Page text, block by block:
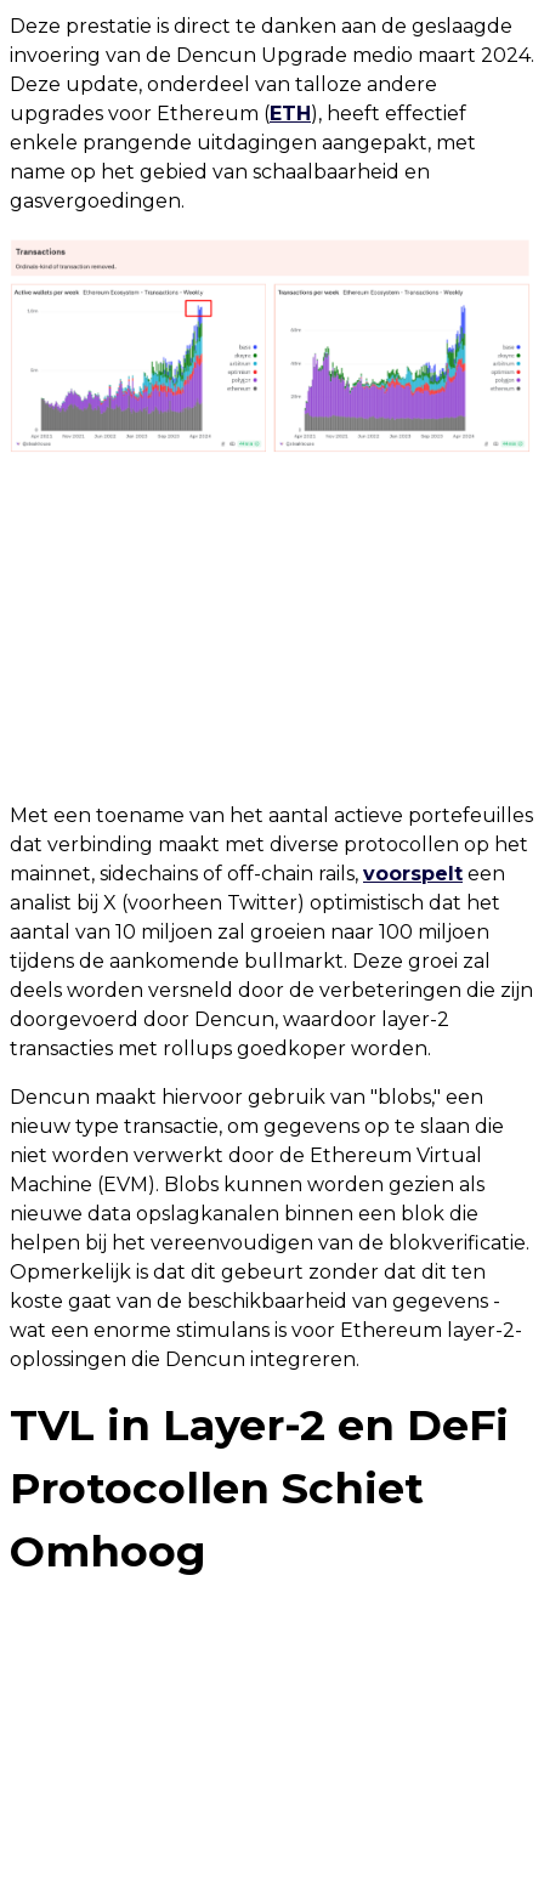
Deze prestatie is direct te danken aan de geslaagde
invoering van de Dencun Upgrade medio maart 2024.
Deze update, onderdeel van talloze andere
upgrades voor Ethereum (ETH), heeft effectief
enkele prangende uitdagingen aangepakt, met
name op het gebied van schaalbaarheid en
gasvergoedingen.
Met een toename van het aantal actieve portefeuilles
dat verbinding maakt met diverse protocollen op het
mainnet, sidechains of off-chain rails, voorspelt een
analist bij X (voorheen Twitter) optimistisch dat het
aantal van 10 miljoen zal groeien naar 100 miljoen
tijdens de aankomende bullmarkt. Deze groei zal
deels worden versneld door de verbeteringen die zijn
doorgevoerd door Dencun, waardoor layer-2
transacties met rollups goedkoper worden.
Dencun maakt hiervoor gebruik van "blobs," een
nieuw type transactie, om gegevens op te slaan die
niet worden verwerkt door de Ethereum Virtual
Machine (EVM). Blobs kunnen worden gezien als
nieuwe data opslagkanalen binnen een blok die
helpen bij het vereenvoudigen van de blokverificatie.
Opmerkelijk is dat dit gebeurt zonder dat dit ten
koste gaat van de beschikbaarheid van gegevens -
wat een enorme stimulans is voor Ethereum layer-2-
oplossingen die Dencun integreren.
TVL in Layer-2 en DeFi
Protocollen Schiet
Omhoog